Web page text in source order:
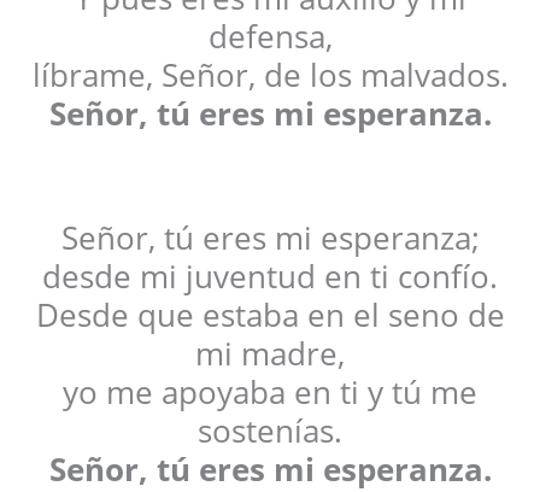
defensa,
líbrame, Señor, de los malvados.
Señor, tú eres mi esperanza.
Señor, tú eres mi esperanza;
desde mi juventud en ti confío.
Desde que estaba en el seno de
mi madre,
yo me apoyaba en ti y tú me
sostenías.
Señor, tú eres mi esperanza.